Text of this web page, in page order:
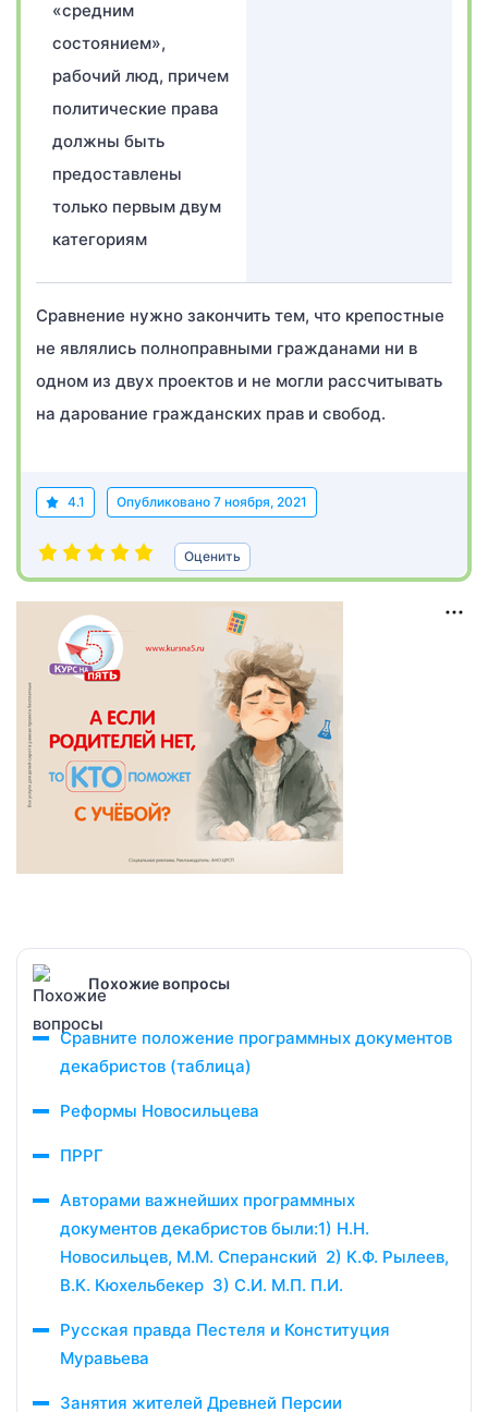
«средним
состоянием»,
рабочий люд, причем
политические права
должны быть
предоставлены
только первым двум
категориям
Сравнение нужно закончить тем, что крепостные
не являлись полноправными гражданами ни в
одном из двух проектов и не могли рассчитывать
на дарование гражданских прав и свобод.
4.1 Опубликовано 7 ноября, 2021
Оценить
Похожие вопросы
Сравните положение программных документов
декабристов (таблица)
Реформы Новосильцева
ПРРГ
Авторами важнейших программных
документов декабристов были:1) Н.Н.
Новосильцев, М.М. Сперанский 2) К.Ф. Рылеев,
В.К. Кюхельбекер 3) С.И. М.П. П.И.
Русская правда Пестеля и Конституция
Муравьева
Занятия жителей Древней Персии